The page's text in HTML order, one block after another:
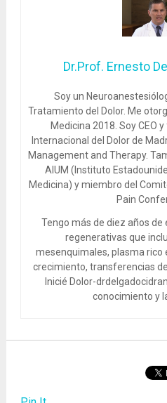
Dr.Prof. Ernesto
Soy un
Tratamiento del Dolor. Me
Medicina 2018. Soy CEO
Internacional del Dolor de
Management and Therapy.
AIUM (Instituto
Medicina) y miembro del
Pain
Tengo más de diez años
regenerativas que
mesenquimales, plasma rico
crecimiento, transferencias
Inicié Dolor-
conocimiento y